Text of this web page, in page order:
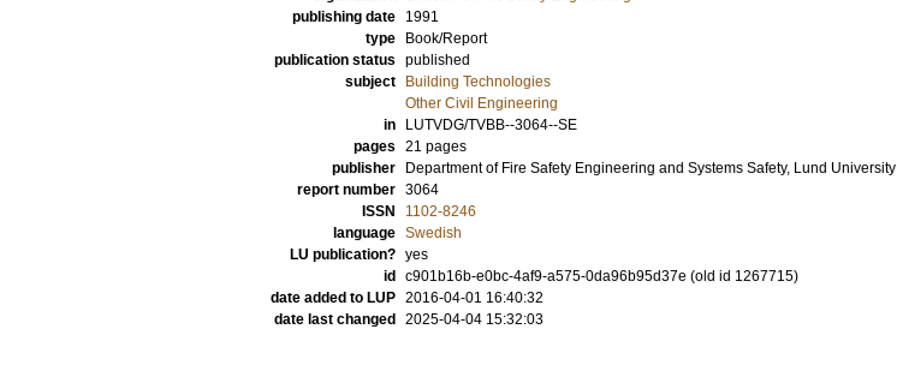
publishing date
1991
type
Book/Report
publication status published
subject
Building Technologies
Other Civil Engineering
in
LUTVDG/TVBB--3064--SE
pages 21 pages
publisher
Department of Fire Safety Engineering and Systems Safety, Lund University
report number 3064
ISSN
1102-8246
language Swedish
LU publication? yes
id
c901b16b-e0bc-4af9-a575-0da96b95d37e (old id 1267715)
date added to LUP 2016-04-01 16:40:32
date last changed
2025-04-04 15:32:03